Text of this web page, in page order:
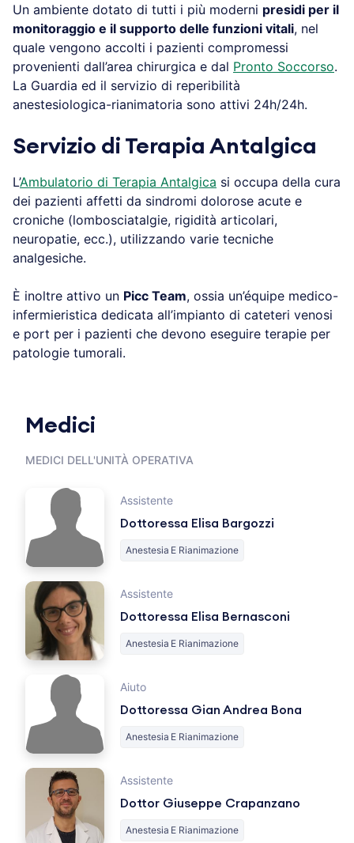
Un ambiente dotato di tutti i più moderni presidi per il
monitoraggio e il supporto delle funzioni vitali, nel
quale vengono accolti i pazienti compromessi
provenienti dall’area chirurgica e dal Pronto Soccorso.
La Guardia ed il servizio di reperibilità
anestesiologica-rianimatoria sono attivi 24h/24h.
Servizio di Terapia Antalgica
L’Ambulatorio di Terapia Antalgica si occupa della cura
dei pazienti affetti da sindromi dolorose acute e
croniche (lombosciatalgie, rigidità articolari,
neuropatie, ecc.), utilizzando varie tecniche
analgesiche.
È inoltre attivo un Picc Team, ossia un’équipe medico-
infermieristica dedicata all’impianto di cateteri venosi
e port per i pazienti che devono eseguire terapie per
patologie tumorali.
Medici
MEDICI DELL'UNITÀ OPERATIVA
Assistente
Dottoressa Elisa Bargozzi
Anestesia E Rianimazione
Assistente
Dottoressa Elisa Bernasconi
Anestesia E Rianimazione
Aiuto
Dottoressa Gian Andrea Bona
Anestesia E Rianimazione
Assistente
Dottor Giuseppe Crapanzano
Anestesia E Rianimazione